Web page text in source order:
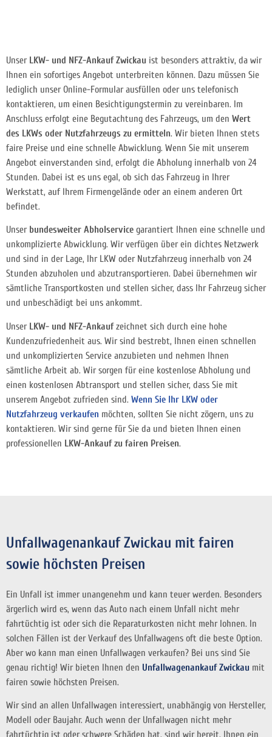
Unser LKW- und NFZ-Ankauf Zwickau ist besonders attraktiv, da wir
Ihnen ein sofortiges Angebot unterbreiten können. Dazu müssen Sie
lediglich unser Online-Formular ausfüllen oder uns telefonisch
kontaktieren, um einen Besichtigungstermin zu vereinbaren. Im
Anschluss erfolgt eine Begutachtung des Fahrzeugs, um den Wert
des LKWs oder Nutzfahrzeugs zu ermitteln. Wir bieten Ihnen stets
faire Preise und eine schnelle Abwicklung. Wenn Sie mit unserem
Angebot einverstanden sind, erfolgt die Abholung innerhalb von 24
Stunden. Dabei ist es uns egal, ob sich das Fahrzeug in Ihrer
Werkstatt, auf Ihrem Firmengelände oder an einem anderen Ort
befindet.
Unser bundesweiter Abholservice garantiert Ihnen eine schnelle und
unkomplizierte Abwicklung. Wir verfügen über ein dichtes Netzwerk
und sind in der Lage, Ihr LKW oder Nutzfahrzeug innerhalb von 24
Stunden abzuholen und abzutransportieren. Dabei übernehmen wir
sämtliche Transportkosten und stellen sicher, dass Ihr Fahrzeug sicher
und unbeschädigt bei uns ankommt.
Unser LKW- und NFZ-Ankaufzeichnet sich durch eine hohe
Kundenzufriedenheit aus. Wir sind bestrebt, Ihnen einen schnellen
und unkomplizierten Service anzubieten und nehmen Ihnen
sämtliche Arbeit ab. Wir sorgen für eine kostenlose Abholung und
einen kostenlosen Abtransport und stellen sicher, dass Sie mit
unserem Angebot zufrieden sind. Wenn Sie Ihr LKW oder
Nutzfahrzeug verkaufen möchten, sollten Sie nicht zögern, uns zu
kontaktieren. Wir sind gerne für Sie da und bieten Ihnen einen
professionellen LKW-Ankauf zu fairen Preisen.
Unfallwagenankauf Zwickau mit fairen
sowie höchsten Preisen
Ein Unfall ist immer unangenehm und kann teuer werden. Besonders
ärgerlich wird es, wenn das Auto nach einem Unfall nicht mehr
fahrtüchtig ist oder sich die Reparaturkosten nicht mehr lohnen. In
solchen Fällen ist der Verkauf des Unfallwagens oft die beste Option.
Aber wo kann man einen Unfallwagen verkaufen? Bei uns sind Sie
genau richtig! Wir bieten Ihnen den Unfallwagenankauf Zwickau mit
fairen sowie höchsten Preisen.
Wir sind an allen Unfallwagen interessiert, unabhängig von Hersteller,
Modell oder Baujahr. Auch wenn der Unfallwagen nicht mehr